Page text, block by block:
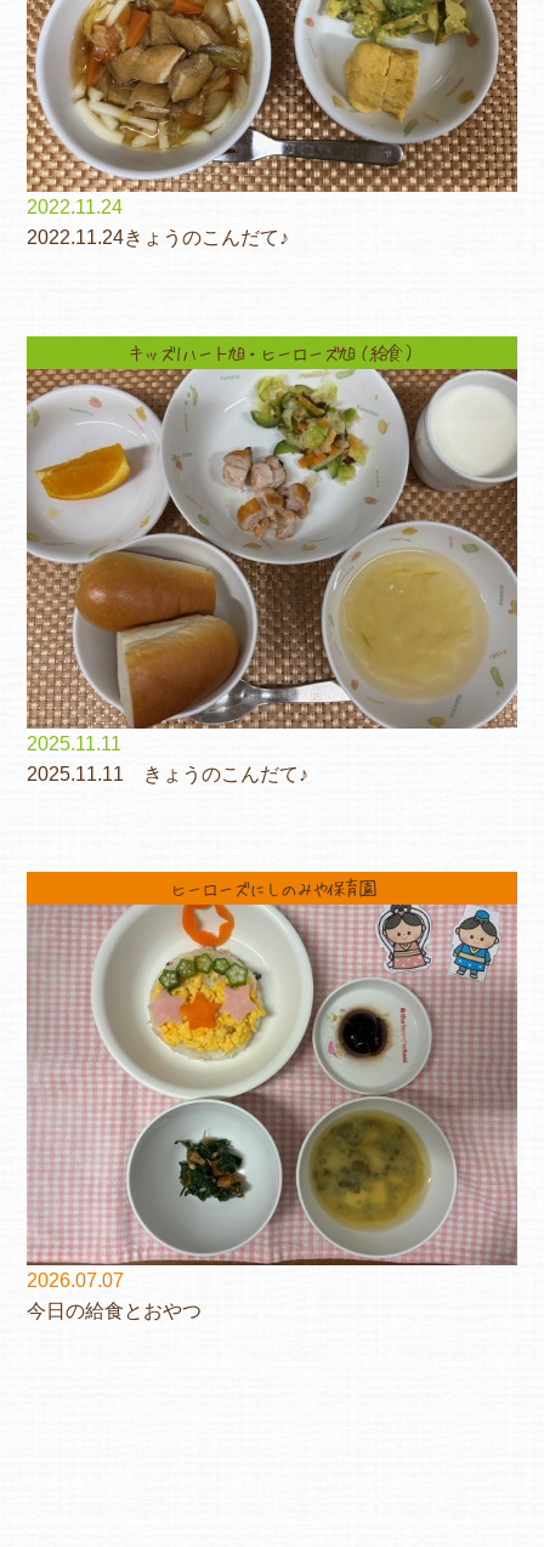
2022.11.24
2022.11.24きょうのこんだて♪
キッズ1ハート旭・ヒーローズ旭（給食）
2025.11.11
2025.11.11 きょうのこんだて♪
ヒーローズにしのみや保育園
2026.07.07
今日の給食とおやつ